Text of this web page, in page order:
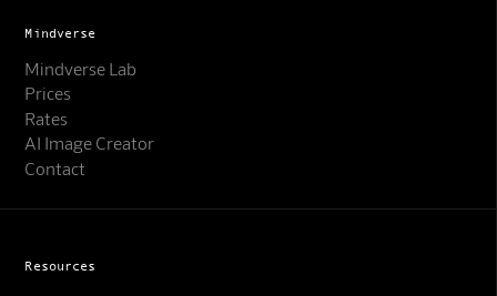
Mindverse
Mindverse Lab
Prices
Rates
AI Image Creator
Contact
Resources